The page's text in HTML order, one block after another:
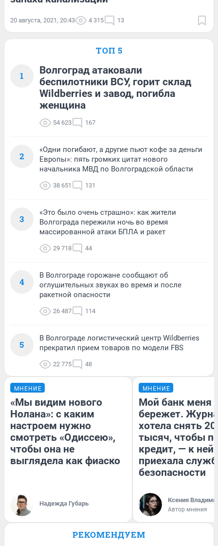
20 августа, 2021, 20:43 4 315 13
ТОП 5
1
Волгоград атаковали
беспилотники ВСУ, горит склад
Wildberries и завод, погибла
женщина
54 623 167
2
«Одни погибают, а другие пьют кофе за деньги
Европы»: пять громких цитат нового
начальника МВД по Волгоградской области
38 651 131
3
«Это было очень страшно»: как жители
Волгограда пережили ночь во время
массированной атаки БПЛА и ракет
29 718 44
4
В Волгограде горожане сообщают об
оглушительных звуках во время и после
ракетной опасности
26 487 114
5
В Волгограде логистический центр Wildberries
прекратил прием товаров по модели FBS
22 775 48
МНЕНИЕ
«Мы видим нового
Нолана»: с каким
настроем нужно
смотреть «Одиссею»,
чтобы она не
выглядела как фиаско
Надежда Губарь
МНЕНИЕ
Мой банк меня
бережет.
хотела снять
тысяч, чтобы
кредит, — к
приехала
безопасности
Ксения
Автор мнения
РЕКОМЕНДУЕМ